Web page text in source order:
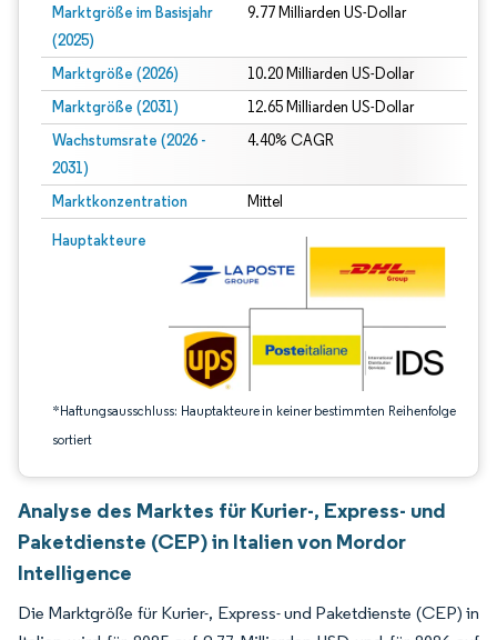
Marktgröße im Basisjahr
(2025)
9.77 Milliarden US-Dollar
Marktgröße (2026) 10.20 Milliarden US-Dollar
Marktgröße (2031) 12.65 Milliarden US-Dollar
Wachstumsrate (2026 -
2031)
4.40% CAGR
Marktkonzentration Mittel
Hauptakteure
*Haftungsausschluss: Hauptakteure in keiner bestimmten Reihenfolge
sortiert
Bild © Mordor Intelligence. Wiederverwendung erfordert Namensnennung
Analyse des Marktes für Kurier-, Express- und
Paketdienste (CEP) in Italien von Mordor
Intelligence
Die Marktgröße für Kurier-, Express- und Paketdienste (CEP) in